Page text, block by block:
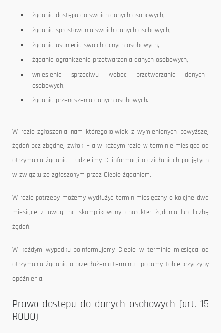
żądania dostępu do swoich danych osobowych,
żądania sprostowania swoich danych osobowych,
żądania usunięcia swoich danych osobowych,
żądania ograniczenia przetwarzania danych osobowych,
wniesienia sprzeciwu wobec przetwarzania danych
osobowych,
żądania przenoszenia danych osobowych.
W razie zgłoszenia nam któregokolwiek z wymienionych powyższej
żądań bez zbędnej zwłoki – a w każdym razie w terminie miesiąca od
otrzymania żądania – udzielimy Ci informacji o działaniach podjętych
w związku ze zgłoszonym przez Ciebie żądaniem.
W razie potrzeby możemy wydłużyć termin miesięczny o kolejne dwa
miesiące z uwagi na skomplikowany charakter żądania lub liczbę
żądań.
W każdym wypadku poinformujemy Ciebie w terminie miesiąca od
otrzymania żądania o przedłużeniu terminu i podamy Tobie przyczyny
opóźnienia.
Prawo dostępu do danych osobowych (art. 15
RODO)